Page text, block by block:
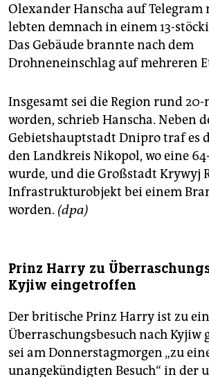
Olexander Hanscha auf Telegram
lebten demnach in einem 13-
Das Gebäude brannte nach dem
Drohneneinschlag auf mehreren
Insgesamt sei die Region rund
worden, schrieb Hanscha. Neben
Gebietshauptstadt Dnipro traf es
den Landkreis Nikopol, wo eine
wurde, und die Großstadt Krywyj
Infrastrukturobjekt bei einem
worden. (dpa)
Prinz Harry zu
Kyjiw eingetroffen
Der britische Prinz Harry ist zu
Überraschungsbesuch nach Kyjiw
sei am Donnerstagmorgen „zu
unangekündigten Besuch“ in der